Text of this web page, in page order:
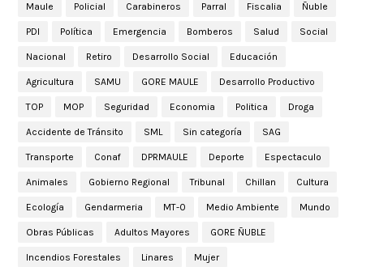
Maule Policial Carabineros Parral Fiscalia Ñuble
PDI Política Emergencia Bomberos Salud Social
Nacional Retiro Desarrollo Social Educación
Agricultura SAMU GORE MAULE Desarrollo Productivo
TOP MOP Seguridad Economia Politica Droga
Accidente de Tránsito SML Sin categoría SAG
Transporte Conaf DPRMAULE Deporte Espectaculo
Animales Gobierno Regional Tribunal Chillan Cultura
Ecología Gendarmeria MT-0 Medio Ambiente Mundo
Obras Públicas Adultos Mayores GORE ÑUBLE
Incendios Forestales Linares Mujer